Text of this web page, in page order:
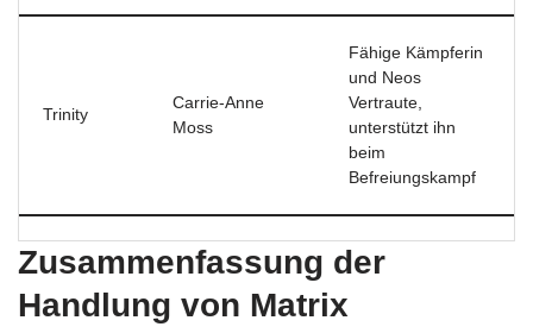
Trinity
Carrie-Anne
Moss
Fähige Kämpferin
und Neos
Vertraute,
unterstützt ihn
beim
Befreiungskampf
Zusammenfassung der
Handlung von Matrix